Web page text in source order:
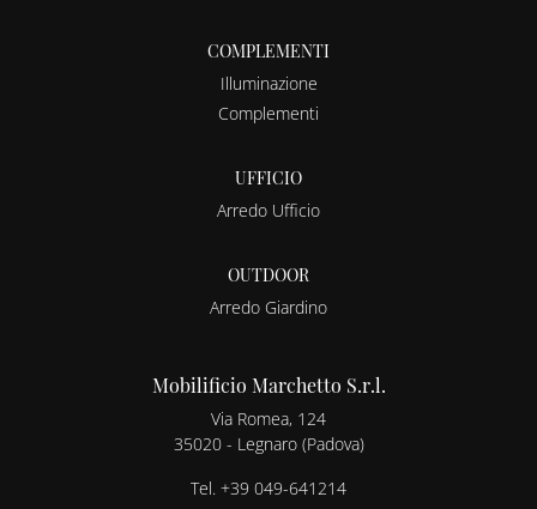
COMPLEMENTI
Illuminazione
Complementi
UFFICIO
Arredo Ufficio
OUTDOOR
Arredo Giardino
Mobilificio Marchetto S.r.l.
Via Romea, 124
35020 - Legnaro (Padova)
Tel. +39 049-641214